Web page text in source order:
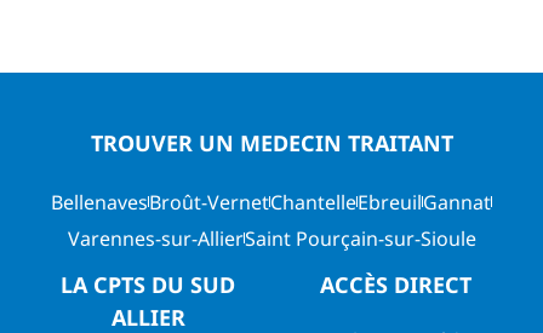
TROUVER UN MEDECIN TRAITANT
BellenavesBroût-VernetChantelleEbreuilGannat
Varennes-sur-AllierSaint Pourçain-sur-Sioule
LA CPTS DU SUD
ALLIER
ACCÈS DIRECT